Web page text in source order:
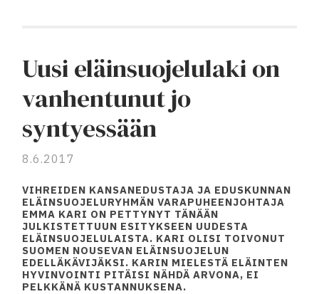
Uusi eläinsuojelulaki on
vanhentunut jo
syntyessään
8.6.2017
VIHREIDEN KANSANEDUSTAJA JA EDUSKUNNAN
ELÄINSUOJELURYHMÄN VARAPUHEENJOHTAJA
EMMA KARI ON PETTYNYT TÄNÄÄN
JULKISTETTUUN ESITYKSEEN UUDESTA
ELÄINSUOJELULAISTA. KARI OLISI TOIVONUT
SUOMEN NOUSEVAN ELÄINSUOJELUN
EDELLÄKÄVIJÄKSI. KARIN MIELESTÄ ELÄINTEN
HYVINVOINTI PITÄISI NÄHDÄ ARVONA, EI
PELKKÄNÄ KUSTANNUKSENA.